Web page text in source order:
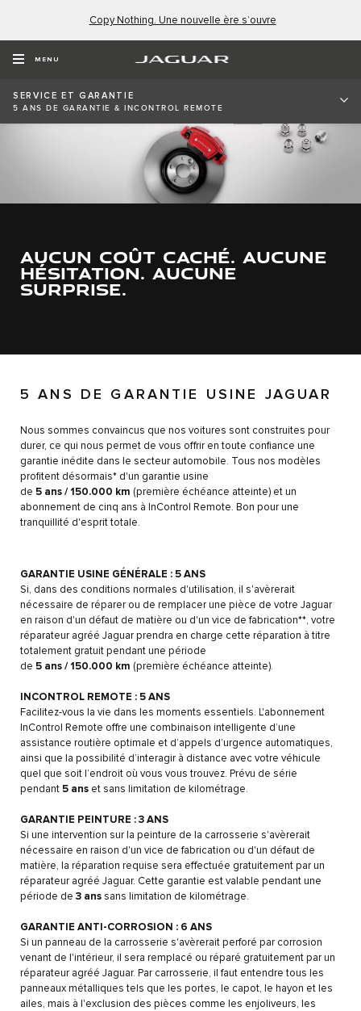
Copy Nothing. Une nouvelle ère s’ouvre
MENU
SERVICE ET GARANTIE
5 ANS DE GARANTIE & INCONTROL REMOTE
AUCUN COÛT CACHÉ. AUCUNE
HÉSITATION. AUCUNE
SURPRISE.
5 ANS DE GARANTIE USINE JAGUAR
Nous sommes convaincus que nos voitures sont construites pour
durer, ce qui nous permet de vous offrir en toute confiance une
garantie inédite dans le secteur automobile. Tous nos modèles
profitent désormais* d'un garantie usine
de 5 ans / 150.000 km (première échéance atteinte) et un
abonnement de cinq ans à InControl Remote. Bon pour une
tranquillité d'esprit totale.
GARANTIE USINE GÉNÉRALE : 5 ANS
Si, dans des conditions normales d'utilisation, il s'avèrerait
nécessaire de réparer ou de remplacer une pièce de votre Jaguar
en raison d'un défaut de matière ou d'un vice de fabrication**, votre
réparateur agréé Jaguar prendra en charge cette réparation à titre
totalement gratuit pendant une période
de 5 ans / 150.000 km (première échéance atteinte).
INCONTROL REMOTE : 5 ANS
Facilitez-vous la vie dans les moments essentiels. L'abonnement
InControl Remote offre une combinaison intelligente d’une
assistance routière optimale et d’appels d’urgence automatiques,
ainsi que la possibilité d’interagir à distance avec votre véhicule
quel que soit l’endroit où vous vous trouvez. Prévu de série
pendant 5 ans et sans limitation de kilométrage.
GARANTIE PEINTURE : 3 ANS
Si une intervention sur la peinture de la carrosserie s'avèrerait
nécessaire en raison d'un vice de fabrication ou d'un défaut de
matière, la réparation requise sera effectuée gratuitement par un
réparateur agréé Jaguar. Cette garantie est valable pendant une
période de 3 ans sans limitation de kilométrage.
GARANTIE ANTI-CORROSION : 6 ANS
Si un panneau de la carrosserie s'avèrerait perforé par corrosion
venant de l'intérieur, il sera remplacé ou réparé gratuitement par un
réparateur agréé Jaguar. Par carrosserie, il faut entendre tous les
panneaux métalliques tels que les portes, le capot, le hayon et les
ailes, mais à l'exclusion des pièces comme les enjoliveurs, les